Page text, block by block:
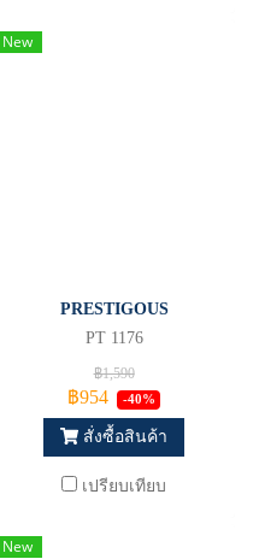
New
PRESTIGOUS
PT 1176
฿1,590
฿954 -40%
สั่งซื้อสินค้า
เปรียบเทียบ
New